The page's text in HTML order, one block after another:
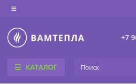
+7
КАТАЛОГ